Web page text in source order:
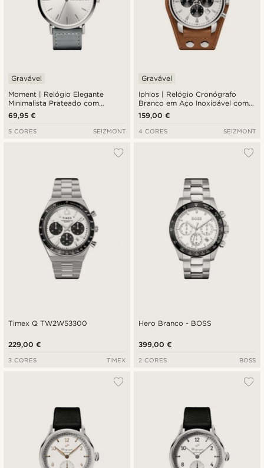
Moment | Relógio Elegante
Minimalista Prateado com
Movimento de Quartzo
Analógico, Mostrador Prateado
e Pulseira em Nylon Cinza-
Gravável
69,95 €
5 CORES SEIZMONT
Iphios | Relógio Cronógrafo
Branco em Aço Inoxidável com
Pulseira em Pele Castanha
Gravável
159,00 €
4 CORES SEIZMONT
Timex Q TW2W53300
229,00 €
3 CORES TIMEX
Hero Branco - BOSS
399,00 €
2 CORES BOSS